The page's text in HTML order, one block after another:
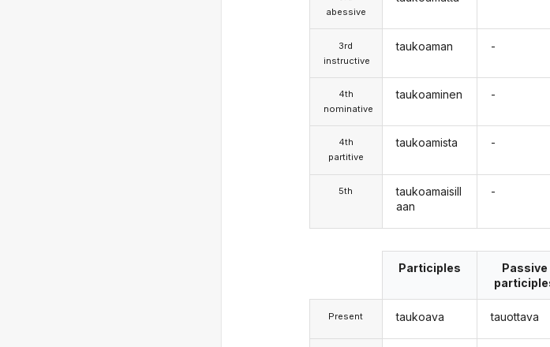
abessive
3rd
instructive
4th
nominative
4th
partitive
5th
taukoaman
taukoaminen
taukoamista
taukoamaisill
aan
-
-
-
-
Present
Participles
taukoava
Passive
tauottava